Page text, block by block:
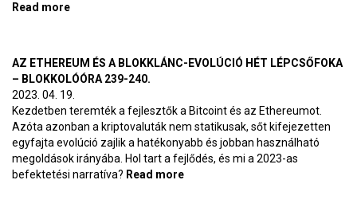
Read more
AZ ETHEREUM ÉS A BLOKKLÁNC-EVOLÚCIÓ HÉT LÉPCSŐFOKA
– BLOKKOLÓÓRA 239-240.
2023. 04. 19.
Kezdetben teremték a fejlesztők a Bitcoint és az Ethereumot.
Azóta azonban a kriptovaluták nem statikusak, sőt kifejezetten
egyfajta evolúció zajlik a hatékonyabb és jobban használható
megoldások irányába. Hol tart a fejlődés, és mi a 2023-as
befektetési narratíva? Read more